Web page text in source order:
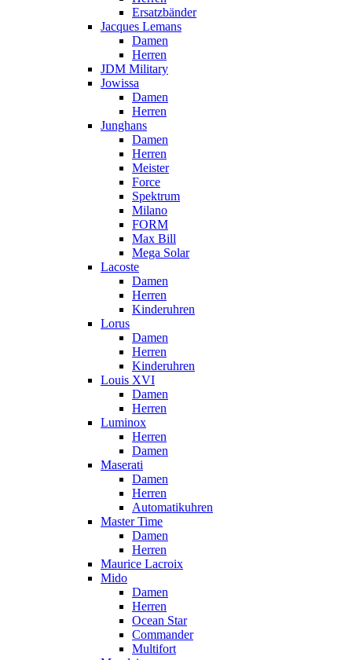
Ersatzbänder
Jacques Lemans
Damen
Herren
JDM Military
Jowissa
Damen
Herren
Junghans
Damen
Herren
Meister
Force
Spektrum
Milano
FORM
Max Bill
Mega Solar
Lacoste
Damen
Herren
Kinderuhren
Lorus
Damen
Herren
Kinderuhren
Louis XVI
Damen
Herren
Luminox
Herren
Damen
Maserati
Damen
Herren
Automatikuhren
Master Time
Damen
Herren
Maurice Lacroix
Mido
Damen
Herren
Ocean Star
Commander
Multifort